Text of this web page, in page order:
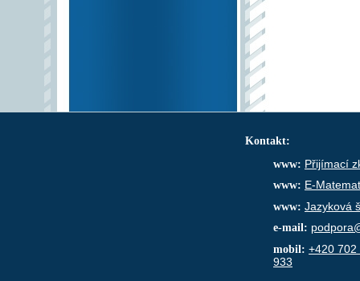
Kontakt:
www: Přijímací
www: E-
www: Jazyková
e-mail:
mobil: +420 702
933